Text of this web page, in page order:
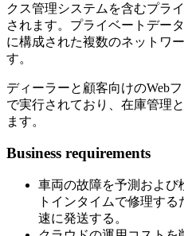
クス管理システムを含むプラ
されます。プライベートデー
に構成された複数のネットワ
す。
ディーラーと顧客向けのWeb
で実行されており、在庫管理
ます。
Business requirements
車両の故障を予測および
トインタイムで修理す
速に発送する。